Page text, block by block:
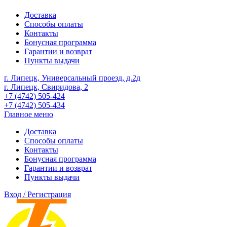
Доставка
Способы оплаты
Контакты
Бонусная программа
Гарантии и возврат
Пункты выдачи
г. Липецк, Универсальный проезд, д.2д
г. Липецк, Свиридова, 2
+7 (4742) 505-424
+7 (4742) 505-434
Главное меню
Доставка
Способы оплаты
Контакты
Бонусная программа
Гарантии и возврат
Пункты выдачи
Вход / Регистрация